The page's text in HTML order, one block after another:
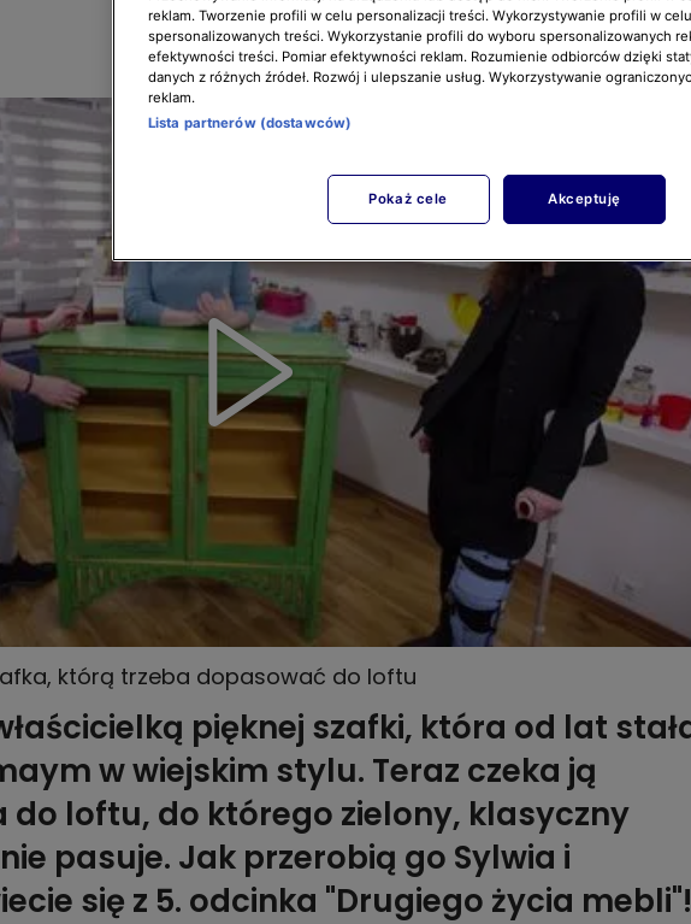
którą trzeba dopasować do loftu
pięknej szafki, która od lat
w wiejskim stylu. Teraz czeka ją
do loftu, do którego zielony, klasyczny
pasuje. Jak przerobią go Sylwia i
się z 5. odcinka "Drugiego życia mebli"!
reklam. Tworzenie profili w celu personalizacji treści. Wykorzystywanie profili w
spersonalizowanych treści. Wykorzystanie profili do wyboru spersonalizowanych
efektywności treści. Pomiar efektywności reklam. Rozumienie odbiorców dzięki
danych z różnych źródeł. Rozwój i ulepszanie usług. Wykorzystywanie
reklam.
Lista partnerów (dostawców)
Pokaż cele Akceptuję